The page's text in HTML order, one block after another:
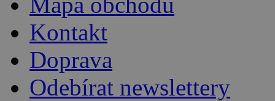
Kontakt
Doprava
Odebírat newslettery